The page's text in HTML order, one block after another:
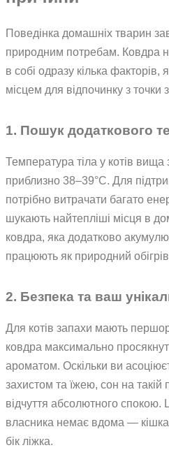
Поведінка домашніх тварин
природним потребам. Ковдра
в собі одразу кілька факторів,
місцем для відпочинку з точки
1. Пошук додаткового
Температура тіла у котів вища
приблизно 38–39°C. Для
потрібно витрачати багато
шукають найтепліші місця в
ковдра, яка додатково
працюють як природний
2. Безпека та ваш
Для котів запахи мають
ковдра максимально
ароматом. Оскільки ви
захистом та їжею, сон на такій
відчуття абсолютного спокою.
власника немає вдома —
бік ліжка.